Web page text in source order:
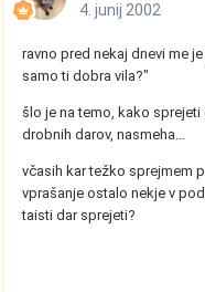
4. junij 2002
ravno pred nekaj dnevi me
samo ti dobra vila?"
šlo je na temo, kako sprejeti
drobnih darov, nasmeha...
včasih kar težko sprejmem
vprašanje ostalo nekje v
taisti dar sprejeti?